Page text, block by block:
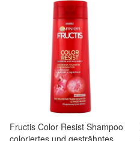
Fructis Color Resist Shampoo
coloriertes und gesträhntes